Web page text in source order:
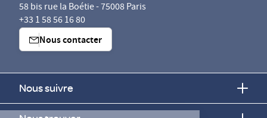
58 bis rue la Boétie - 75008 Paris
+33 1 58 56 16 80
Nous contacter
Nous suivre